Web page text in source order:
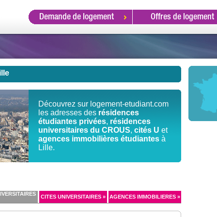
Demande de logement Offres de logement
Découvrez sur logement-etudiant.com
les adresses des résidences
étudiantes privées, résidences
universitaires du CROUS, cités U et
agences immobilières étudiantes à
Lille.
CITES UNIVERSITAIRES » AGENCES IMMOBILIERES »